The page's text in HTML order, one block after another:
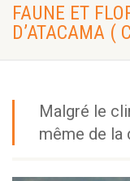
FAUNE ET
D’ATACAMA (
Malgré le
même de la